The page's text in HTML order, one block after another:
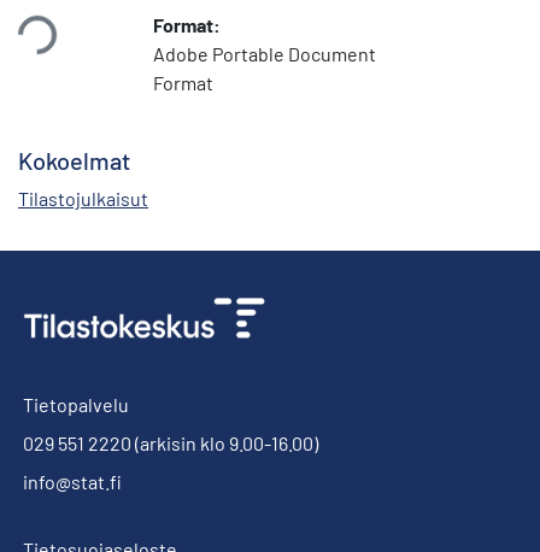
Format:
Adobe Portable Document
Format
Kokoelmat
Tilastojulkaisut
Tietopalvelu
029 551 2220 (arkisin klo 9.00-16.00)
info@stat.fi